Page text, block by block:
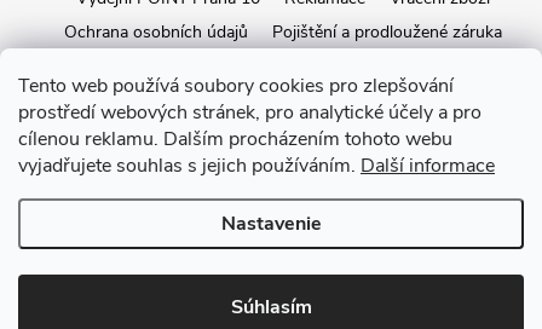
Tento web používá soubory cookies pro zlepšování
prostředí webových stránek, pro analytické účely a pro
cílenou reklamu. Dalším procházením tohoto webu
vyjadřujete souhlas s jejich používáním. Další informace
Nastavenie
Súhlasím
Ochrana osobních údajů
Pojištění a prodloužené záruka
Vytvoril Shoptet
Copyright 2026iStage.cz. Všetky práva vyhradené. Upraviť nastavenie
cookies